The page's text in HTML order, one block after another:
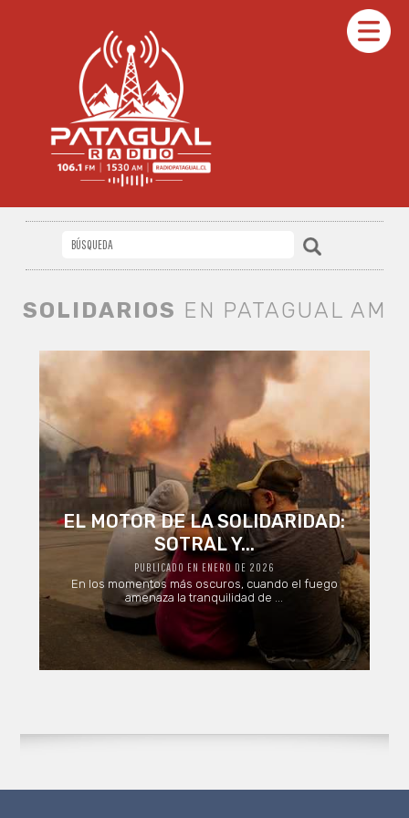
SOLIDARIOS EN PATAGUAL AM
EL MOTOR DE LA SOLIDARIDAD:
SOTRAL Y...
PUBLICADO EN ENERO DE 2026
En los momentos más oscuros, cuando el fuego
amenaza la tranquilidad de ...